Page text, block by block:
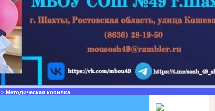
> Методическая копилка